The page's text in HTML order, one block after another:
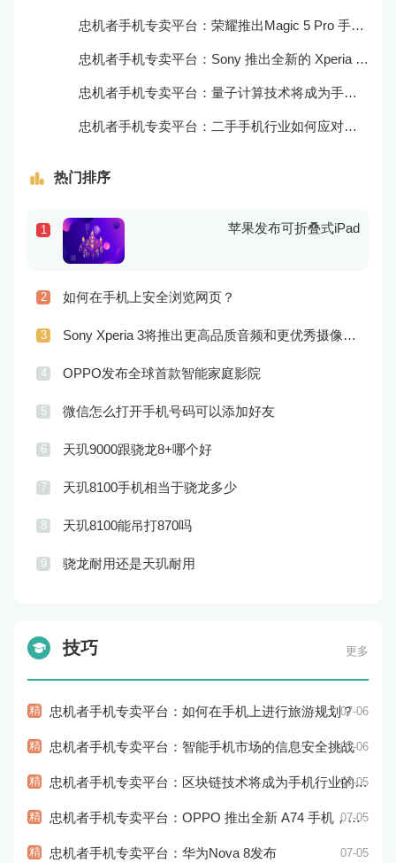
忠机者手机专卖平台：荣耀推出Magic 5 Pro 手机，搭载麒麟9000处理器和5000万像素主摄像头
忠机者手机专卖平台：Sony 推出全新的 Xperia 1 III 手机，展现出卓越的技术和品质
忠机者手机专卖平台：量子计算技术将成为手机行业的新的发展方向
忠机者手机专卖平台：二手手机行业如何应对生态系统的要求
热门排序
1 苹果发布可折叠式iPad
2 如何在手机上安全浏览网页？
3 Sony Xperia 3将推出更高品质音频和更优秀摄像技术
4 OPPO发布全球首款智能家庭影院
5 微信怎么打开手机号码可以添加好友
6 天玑9000跟骁龙8+哪个好
7 天玑8100手机相当于骁龙多少
8 天玑8100能吊打870吗
9 骁龙耐用还是天玑耐用
技巧 更多
精 忠机者手机专卖平台：如何在手机上进行旅游规划？07-06
精 忠机者手机专卖平台：智能手机市场的信息安全挑战07-06
精 忠机者手机专卖平台：区块链技术将成为手机行业的新的趋势07-05
精 忠机者手机专卖平台：OPPO 推出全新 A74 手机，采用 AMOLED 屏幕和大容量电池07-05
精 忠机者手机专卖平台：华为Nova 8发布 07-05